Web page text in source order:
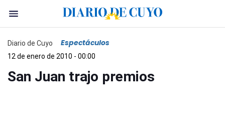
Diario de Cuyo Espectáculos
12 de enero de 2010 - 00:00
San Juan trajo premios